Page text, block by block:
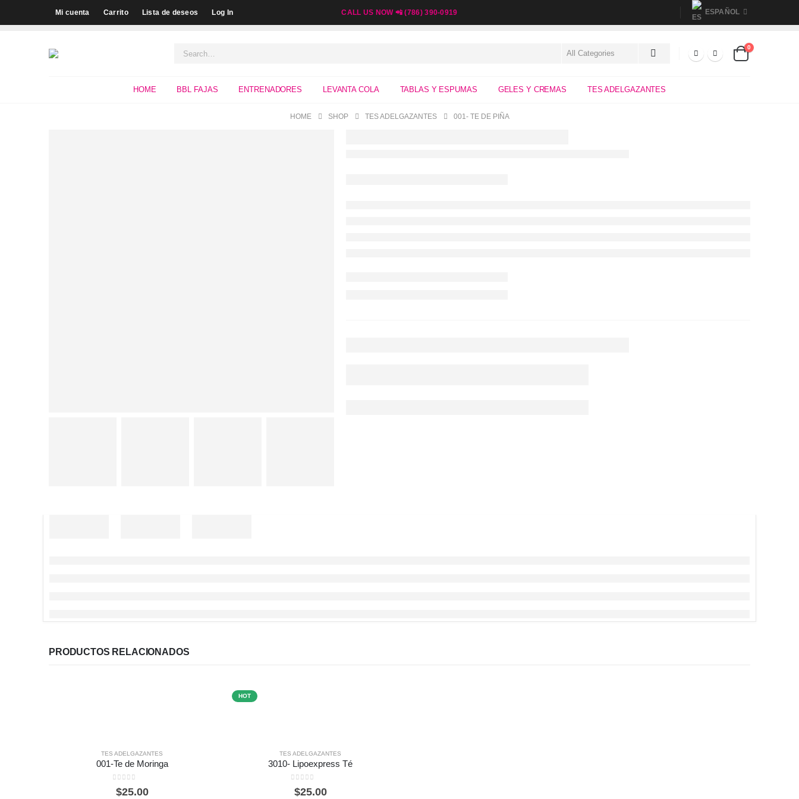
Mi cuenta Carrito Lista de deseos Log In CALL US NOW 📲 (786) 390-0919 ESPAÑOL
0
HOME BBL FAJAS ENTRENADORES LEVANTA COLA TABLAS Y ESPUMAS GELES Y CREMAS TES ADELGAZANTES
HOME SHOP TES ADELGAZANTES 001- TE DE PIÑA
PRODUCTOS RELACIONADOS
TES ADELGAZANTES
001-Te de Moringa
out of 5
$25.00
HOT
TES ADELGAZANTES
3010- Lipoexpress Té
out of 5
$25.00